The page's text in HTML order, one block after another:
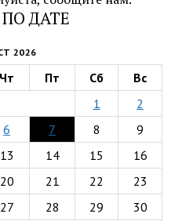
ДАТЕ
2026
Чт Пт Сб
Вс
1
2
6 7 8
9
13 14 15
16
20 21 22
23
27 28 29
30